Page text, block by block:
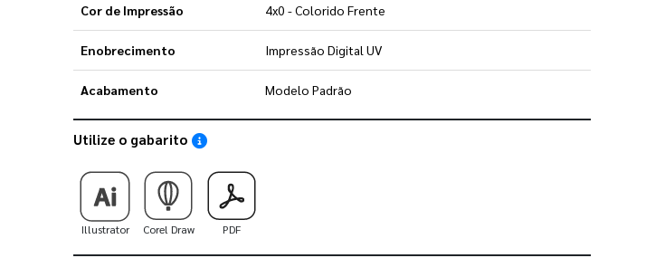
Cor de Impressão 4x0 - Colorido Frente
Enobrecimento Impressão Digital UV
Acabamento Modelo Padrão
Utilize o gabarito Saiba como utilizar os nossos gabaritos
Illustrator Corel Draw PDF